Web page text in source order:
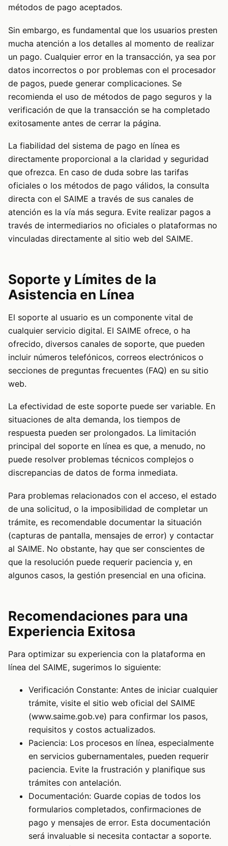
métodos de pago aceptados.
Sin embargo, es fundamental que los usuarios presten
mucha atención a los detalles al momento de realizar
un pago. Cualquier error en la transacción, ya sea por
datos incorrectos o por problemas con el procesador
de pagos, puede generar complicaciones. Se
recomienda el uso de métodos de pago seguros y la
verificación de que la transacción se ha completado
exitosamente antes de cerrar la página.
La fiabilidad del sistema de pago en línea es
directamente proporcional a la claridad y seguridad
que ofrezca. En caso de duda sobre las tarifas
oficiales o los métodos de pago válidos, la consulta
directa con el SAIME a través de sus canales de
atención es la vía más segura. Evite realizar pagos a
través de intermediarios no oficiales o plataformas no
vinculadas directamente al sitio web del SAIME.
Soporte y Límites de la
Asistencia en Línea
El soporte al usuario es un componente vital de
cualquier servicio digital. El SAIME ofrece, o ha
ofrecido, diversos canales de soporte, que pueden
incluir números telefónicos, correos electrónicos o
secciones de preguntas frecuentes (FAQ) en su sitio
web.
La efectividad de este soporte puede ser variable. En
situaciones de alta demanda, los tiempos de
respuesta pueden ser prolongados. La limitación
principal del soporte en línea es que, a menudo, no
puede resolver problemas técnicos complejos o
discrepancias de datos de forma inmediata.
Para problemas relacionados con el acceso, el estado
de una solicitud, o la imposibilidad de completar un
trámite, es recomendable documentar la situación
(capturas de pantalla, mensajes de error) y contactar
al SAIME. No obstante, hay que ser conscientes de
que la resolución puede requerir paciencia y, en
algunos casos, la gestión presencial en una oficina.
Recomendaciones para una
Experiencia Exitosa
Para optimizar su experiencia con la plataforma en
línea del SAIME, sugerimos lo siguiente:
Verificación Constante: Antes de iniciar cualquier
trámite, visite el sitio web oficial del SAIME
(www.saime.gob.ve) para confirmar los pasos,
requisitos y costos actualizados.
Paciencia: Los procesos en línea, especialmente
en servicios gubernamentales, pueden requerir
paciencia. Evite la frustración y planifique sus
trámites con antelación.
Documentación: Guarde copias de todos los
formularios completados, confirmaciones de
pago y mensajes de error. Esta documentación
será invaluable si necesita contactar a soporte.